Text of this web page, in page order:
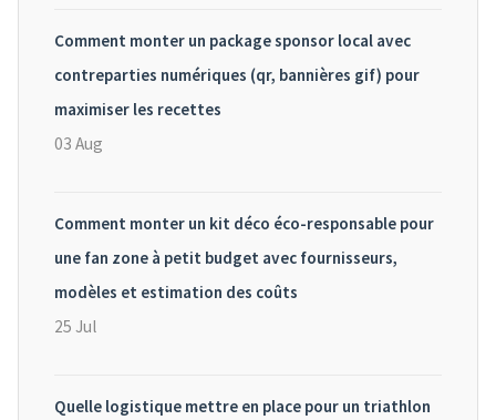
Comment monter un package sponsor local avec
contreparties numériques (qr, bannières gif) pour
maximiser les recettes
03 Aug
Comment monter un kit déco éco-responsable pour
une fan zone à petit budget avec fournisseurs,
modèles et estimation des coûts
25 Jul
Quelle logistique mettre en place pour un triathlon